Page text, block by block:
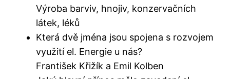
Výroba barviv, hnojiv, konzervačních
látek, léků
Která dvě jména jsou spojena s rozvojem
využití el. Energie u nás?
František Křižík a Emil Kolben